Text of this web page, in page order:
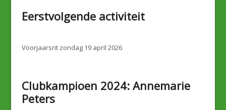
Eerstvolgende activiteit
Voorjaarsrit zondag 19 april 2026
Clubkampioen 2024: Annemarie
Peters